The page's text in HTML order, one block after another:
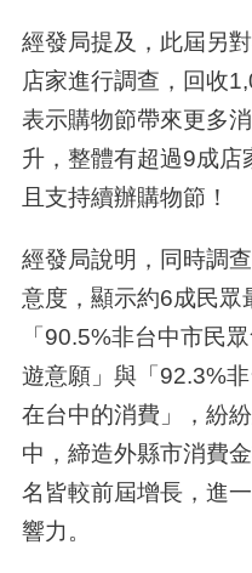
經發局提及，此屆另
店家進行調查，回收
表示購物節帶來更多
升，整體有超過9成店
且支持續辦購物節！
經發局說明，同時調
意度，顯示約6成民眾
「90.5%非台中市民
遊意願」與「92.3%
在台中的消費」，紛
中，締造外縣市消費
名皆較前屆增長，進
響力。